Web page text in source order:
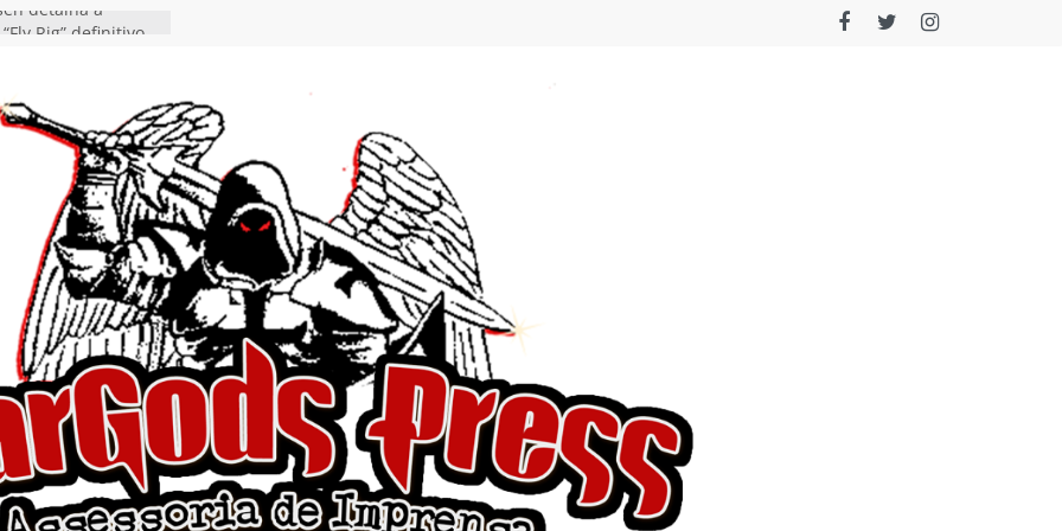
detalha a
“Eclipse”, segundo
“Dreaming”
e a artificialidade
e videoclipe de
gaúcha de Heavy
“Hellforge”
“Dead Flies
nas plataformas em
A. Romero